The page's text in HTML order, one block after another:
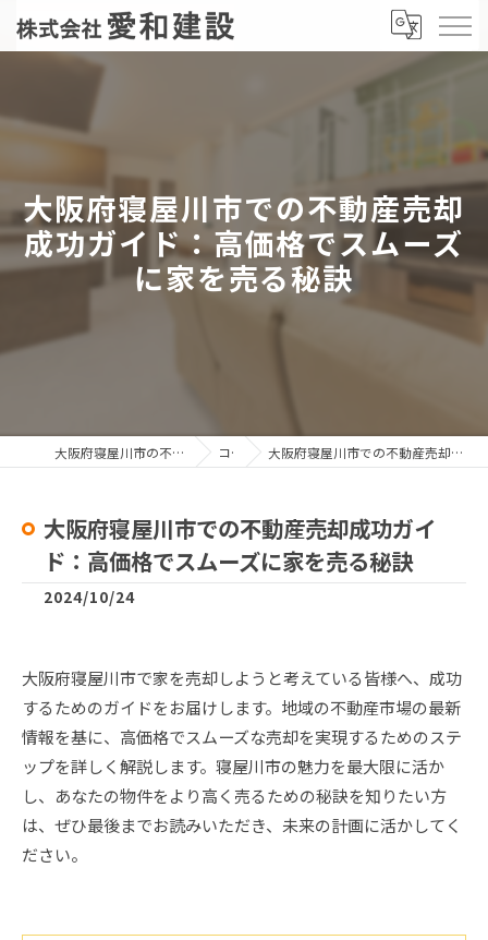
大阪府寝屋川市での不動産売却
成功ガイド：高価格でスムーズ
に家を売る秘訣
大阪府寝屋川市の不動産売却なら株式会社愛和建設 コラム 大阪府寝屋川市での不動産売却成功ガイド：高価格でスムーズに家を売る秘訣
大阪府寝屋川市での不動産売却成功ガイ
ド：高価格でスムーズに家を売る秘訣
2024/10/24
大阪府寝屋川市で家を売却しようと考えている皆様へ、成功
するためのガイドをお届けします。地域の不動産市場の最新
情報を基に、高価格でスムーズな売却を実現するためのステ
ップを詳しく解説します。寝屋川市の魅力を最大限に活か
し、あなたの物件をより高く売るための秘訣を知りたい方
は、ぜひ最後までお読みいただき、未来の計画に活かしてく
ださい。